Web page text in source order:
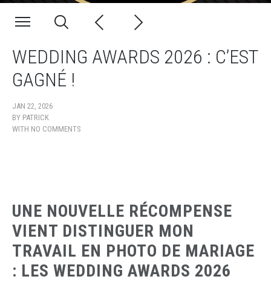
WEDDING AWARDS 2026 : C’EST
GAGNÉ !
JAN 22, 2026
BY PATRICK
WITH NO COMMENTS
UNE NOUVELLE RÉCOMPENSE
VIENT DISTINGUER MON
TRAVAIL EN PHOTO DE MARIAGE
: LES WEDDING AWARDS 2026